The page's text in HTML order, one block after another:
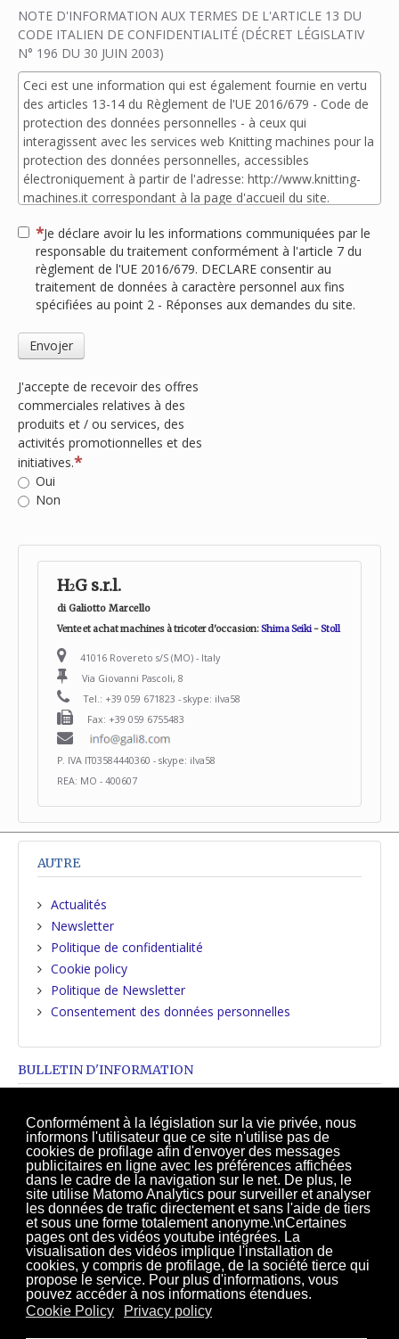
Conformément à la législation sur la vie privée, nous
informons l'utilisateur que ce site n'utilise pas de
cookies de profilage afin d'envoyer des messages
publicitaires en ligne avec les préférences affichées
dans le cadre de la navigation sur le net. De plus, le
site utilise Matomo Analytics pour surveiller et analyser
les données de trafic directement et sans l'aide de tiers
et sous une forme totalement anonyme.\nCertaines
pages ont des vidéos youtube intégrées. La
visualisation des vidéos implique l'installation de
cookies, y compris de profilage, de la société tierce qui
propose le service. Pour plus d'informations, vous
pouvez accéder à nos informations étendues.
Cookie Policy
Privacy policy
NOTE D'INFORMATION AUX TERMES DE L'ARTICLE 13 DU
CODE ITALIEN DE CONFIDENTIALITÉ (DÉCRET LÉGISLATIV
N° 196 DU 30 JUIN 2003)
Je déclare avoir lu les informations communiquées par le
responsable du traitement conformément à l'article 7 du
règlement de l'UE 2016/679. DECLARE consentir au
traitement de données à caractère personnel aux fins
spécifiées au point 2 - Réponses aux demandes du site.
Envojer
J'accepte de recevoir des offres
commerciales relatives à des
produits et / ou services, des
activités promotionnelles et des
initiatives.
Oui
Non
H2G s.r.l.
di Galiotto Marcello
Vente et achat machines à tricoter d'occasion:Shima Seiki-Stoll
41016 Rovereto s/S (MO) - Italy
Via Giovanni Pascoli, 8
Tel.: +39 059 671823 - skype: ilva58
Fax: +39 059 6755483
P. IVA IT03584440360 - skype: ilva58
REA: MO - 400607
AUTRE
Actualités
Newsletter
Politique de confidentialité
Cookie policy
Politique de Newsletter
Consentement des données personnelles
BULLETIN D'INFORMATION
Inscrivez-vous sur notre newsletter!
Inscrivez-vous
H2G s.r.l.
di Galiotto Marcello
Vente et achat machines à tricoter d'occasion:
41016 Rovereto s/S (MO) - Italy